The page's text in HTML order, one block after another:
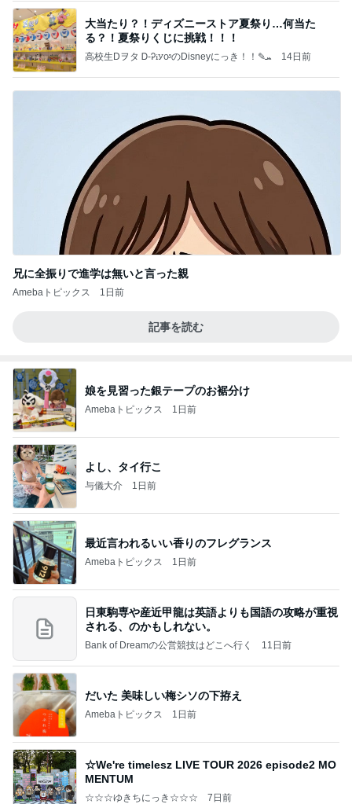
大当たり？！ディズニーストア夏祭り…何当た
る？！夏祭りくじに挑戦！！！
高校生Dヲタ Ꭰ-ᎮꭵꭹꭴのDisneyにっき！！✎ܚ 14日前
兄に全振りで進学は無いと言った親
Amebaトピックス 1日前
記事を読む
娘を見習った銀テープのお裾分け
Amebaトピックス 1日前
よし、タイ行こ
与儀大介 1日前
最近言われるいい香りのフレグランス
Amebaトピックス 1日前
日東駒専や産近甲龍は英語よりも国語の攻略が重視
される、のかもしれない。
Bank of Dreamの公営競技はどこへ行く 11日前
だいた 美味しい梅シソの下拵え
Amebaトピックス 1日前
☆We're timelesz LIVE TOUR 2026 episode2 MO
MENTUM
☆☆☆ゆきちにっき☆☆☆ 7日前